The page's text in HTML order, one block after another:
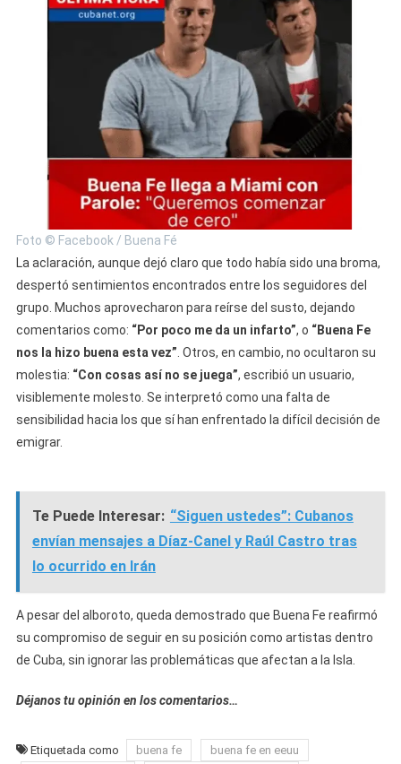
Foto © Facebook / Buena Fé
La aclaración, aunque dejó claro que todo había sido una broma,
despertó sentimientos encontrados entre los seguidores del
grupo. Muchos aprovecharon para reírse del susto, dejando
comentarios como: “Por poco me da un infarto”, o “Buena Fe
nos la hizo buena esta vez” . Otros, en cambio, no ocultaron su
molestia: “Con cosas así no se juega”, escribió un usuario,
visiblemente molesto. Se interpretó como una falta de
sensibilidad hacia los que sí han enfrentado la difícil decisión de
emigrar.
Te Puede Interesar: “Siguen ustedes”: Cubanos
envían mensajes a Díaz-Canel y Raúl Castro tras
lo ocurrido en Irán
A pesar del alboroto, queda demostrado que Buena Fe reafirmó
su compromiso de seguir en su posición como artistas dentro
de Cuba, sin ignorar las problemáticas que afectan a la Isla.
Déjanos tu opinión en los comentarios…
Etiquetada como buena fe
buena fe en eeuu